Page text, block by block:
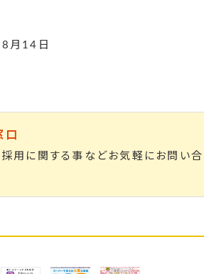
月14日
口
採用に関する事などお気軽にお問い合